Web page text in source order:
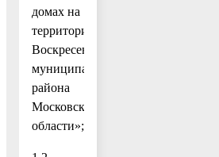
домах на
территории
Воскресенского
муниципального
района
Московской
области»;